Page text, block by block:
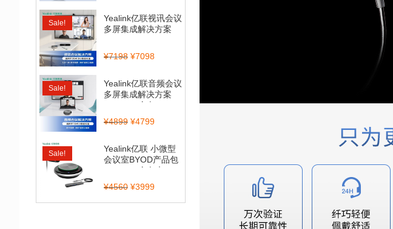
Sale!
Yealink亿联视讯会议
多屏集成解决方案
¥7198 ¥7098
Sale!
Yealink亿联音频会议
多屏集成解决方案
（CP700全向...
¥4899 ¥4799
Sale!
Yealink亿联 小微型
会议室BYOD产品包
（CP900全向麦...
¥4560 ¥3999